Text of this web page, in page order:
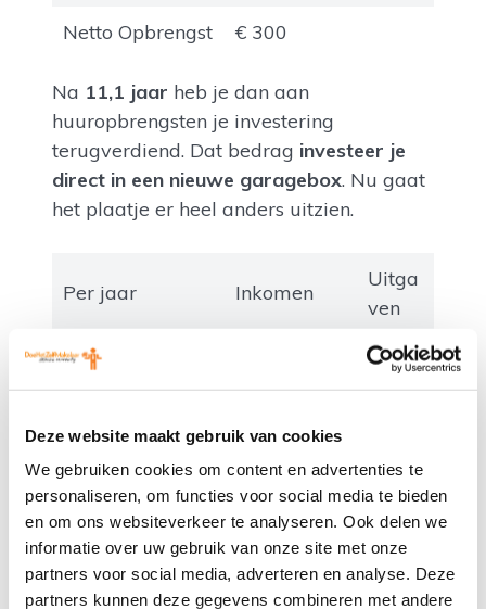
Deze website maakt gebruik van cookies
We gebruiken cookies om content en advertenties te
personaliseren, om functies voor social media te bieden
en om ons websiteverkeer te analyseren. Ook delen we
informatie over uw gebruik van onze site met onze
partners voor social media, adverteren en analyse. Deze
partners kunnen deze gegevens combineren met andere
Netto Opbrengst € 300
Na 11,1 jaar heb je dan aan
huuropbrengsten je investering
terugverdiend. Dat bedrag investeer je
direct in een nieuwe garagebox. Nu gaat
het plaatje er heel anders uitzien.
Per jaar Inkomen
Uitga
ven
Huur
2.400
Kosten
Rente 3% van
15.000
€ 450
Aflossing lening
20 jaar
€ 750